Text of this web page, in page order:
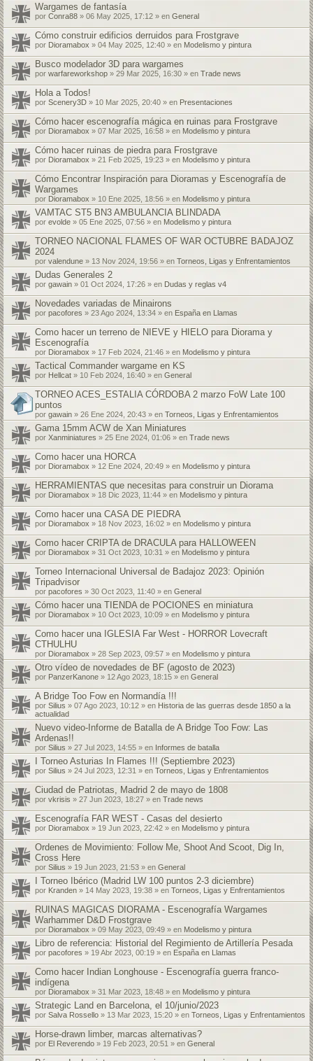
Wargames de fantasía
por Conra88 » 06 May 2025, 17:12 » en General
Cómo construir edificios derruidos para Frostgrave
por Dioramabox » 04 May 2025, 12:40 » en Modelismo y pintura
Busco modelador 3D para wargames
por warfareworkshop » 29 Mar 2025, 16:30 » en Trade news
Hola a Todos!
por Scenery3D » 10 Mar 2025, 20:40 » en Presentaciones
Cómo hacer escenografía mágica en ruinas para Frostgrave
por Dioramabox » 07 Mar 2025, 16:58 » en Modelismo y pintura
Cómo hacer ruinas de piedra para Frostgrave
por Dioramabox » 21 Feb 2025, 19:23 » en Modelismo y pintura
Cómo Encontrar Inspiración para Dioramas y Escenografía de
Wargames
por Dioramabox » 10 Ene 2025, 18:56 » en Modelismo y pintura
VAMTAC ST5 BN3 AMBULANCIA BLINDADA
por evolde » 05 Ene 2025, 07:56 » en Modelismo y pintura
TORNEO NACIONAL FLAMES OF WAR OCTUBRE BADAJOZ
2024
por valendune » 13 Nov 2024, 19:56 » en Torneos, Ligas y Enfrentamientos
Dudas Generales 2
por gawain » 01 Oct 2024, 17:26 » en Dudas y reglas v4
Novedades variadas de Minairons
por pacofores » 23 Ago 2024, 13:34 » en España en Llamas
Como hacer un terreno de NIEVE y HIELO para Diorama y
Escenografía
por Dioramabox » 17 Feb 2024, 21:46 » en Modelismo y pintura
Tactical Commander wargame en KS
por Hellcat » 10 Feb 2024, 16:40 » en General
TORNEO ACES_ESTALIA CÓRDOBA 2 marzo FoW Late 100
puntos
por gawain » 26 Ene 2024, 20:43 » en Torneos, Ligas y Enfrentamientos
Gama 15mm ACW de Xan Miniatures
por Xanminiatures » 25 Ene 2024, 01:06 » en Trade news
Como hacer una HORCA
por Dioramabox » 12 Ene 2024, 20:49 » en Modelismo y pintura
HERRAMIENTAS que necesitas para construir un Diorama
por Dioramabox » 18 Dic 2023, 11:44 » en Modelismo y pintura
Como hacer una CASA DE PIEDRA
por Dioramabox » 18 Nov 2023, 16:02 » en Modelismo y pintura
Como hacer CRIPTA de DRACULA para HALLOWEEN
por Dioramabox » 31 Oct 2023, 10:31 » en Modelismo y pintura
Torneo Internacional Universal de Badajoz 2023: Opinión
Tripadvisor
por pacofores » 30 Oct 2023, 11:40 » en General
Cómo hacer una TIENDA de POCIONES en miniatura
por Dioramabox » 10 Oct 2023, 10:09 » en Modelismo y pintura
Como hacer una IGLESIA Far West - HORROR Lovecraft
CTHULHU
por Dioramabox » 28 Sep 2023, 09:57 » en Modelismo y pintura
Otro vídeo de novedades de BF (agosto de 2023)
por PanzerKanone » 12 Ago 2023, 18:15 » en General
A Bridge Too Fow en Normandía !!!
por Silius » 07 Ago 2023, 10:12 » en Historia de las guerras desde 1850 a la
actualidad
Nuevo video-Informe de Batalla de A Bridge Too Fow: Las
Ardenas!!
por Silius » 27 Jul 2023, 14:55 » en Informes de batalla
I Torneo Asturias In Flames !!! (Septiembre 2023)
por Silius » 24 Jul 2023, 12:31 » en Torneos, Ligas y Enfrentamientos
Ciudad de Patriotas, Madrid 2 de mayo de 1808
por vkrisis » 27 Jun 2023, 18:27 » en Trade news
Escenografía FAR WEST - Casas del desierto
por Dioramabox » 19 Jun 2023, 22:42 » en Modelismo y pintura
Ordenes de Movimiento: Follow Me, Shoot And Scoot, Dig In,
Cross Here
por Silius » 19 Jun 2023, 21:53 » en General
I Torneo Ibérico (Madrid LW 100 puntos 2-3 diciembre)
por Kranden » 14 May 2023, 19:38 » en Torneos, Ligas y Enfrentamientos
RUINAS MAGICAS DIORAMA - Escenografía Wargames
Warhammer D&D Frostgrave
por Dioramabox » 09 May 2023, 09:49 » en Modelismo y pintura
Libro de referencia: Historial del Regimiento de Artillería Pesada
por pacofores » 19 Abr 2023, 00:19 » en España en Llamas
Como hacer Indian Longhouse - Escenografía guerra franco-
indígena
por Dioramabox » 31 Mar 2023, 18:48 » en Modelismo y pintura
Strategic Land en Barcelona, el 10/junio/2023
por Salva Rossello » 13 Mar 2023, 15:20 » en Torneos, Ligas y Enfrentamientos
Horse-drawn limber, marcas alternativas?
por El Reverendo » 19 Feb 2023, 20:51 » en General